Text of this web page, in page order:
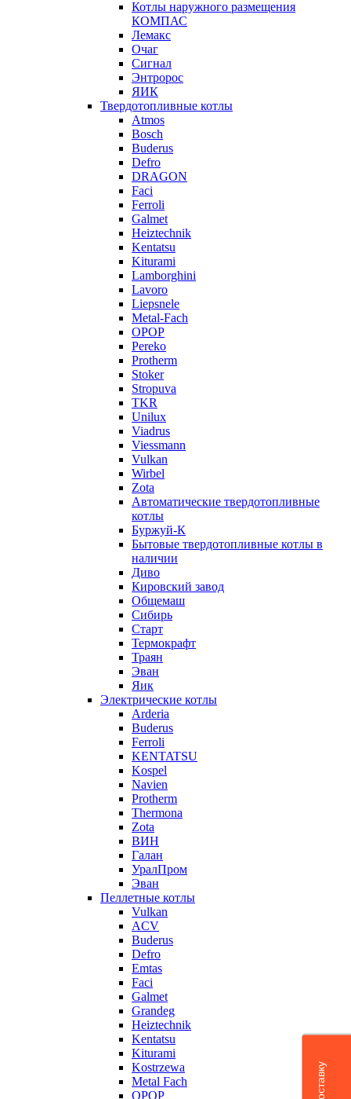
Котлы наружного размещения
КОМПАС
Лемакс
Очаг
Сигнал
Энтророс
ЯИК
Твердотопливные котлы
Atmos
Bosch
Buderus
Defro
DRAGON
Faci
Ferroli
Galmet
Heiztechnik
Kentatsu
Kiturami
Lamborghini
Lavoro
Liepsnele
Metal-Fach
OPOP
Pereko
Protherm
Stoker
Stropuva
TKR
Unilux
Viadrus
Viessmann
Vulkan
Wirbel
Zota
Автоматические твердотопливные
котлы
Буржуй-К
Бытовые твердотопливные котлы в
наличии
Диво
Кировский завод
Общемаш
Сибирь
Старт
Термокрафт
Траян
Эван
Яик
Электрические котлы
Arderia
Buderus
Ferroli
KENTATSU
Kospel
Navien
Protherm
Thermona
Zota
ВИН
Галан
УралПром
Эван
Пеллетные котлы
Vulkan
ACV
Buderus
Defro
Emtas
Faci
Galmet
Grandeg
Heiztechnik
Kentatsu
Kiturami
Kostrzewa
Metal Fach
OPOP